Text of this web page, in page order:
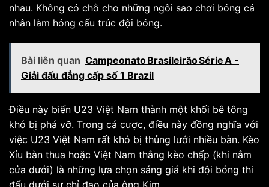
nhau. Không có chỗ cho những ngôi sao chơi bóng cá
nhân làm hỏng cấu trúc đội bóng.
Bài liên quan Campeonato Brasileirão Série A -
Giải đấu đẳng cấp số 1 Brazil
Điều này biến U23 Việt Nam thành một khối bê tông
khó bị phá vỡ. Trong cá cược, điều này đồng nghĩa với
việc U23 Việt Nam rất khó bị thủng lưới nhiều bàn. Kèo
Xỉu bàn thua hoặc Việt Nam thắng kèo chấp (khi nằm
cửa dưới) là những lựa chọn sáng giá khi đội bóng thi
đấu dưới sự chỉ đạo của ông Kim.